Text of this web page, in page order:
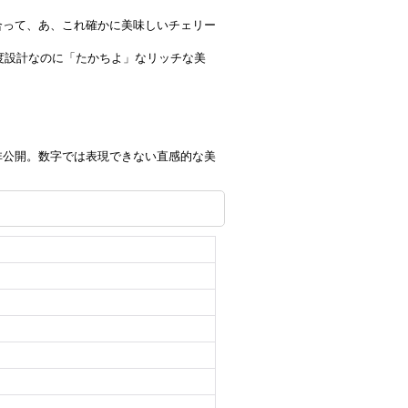
て、あ、これ確かに美味しいチェリー
計なのに「たかちよ」なリッチな美
開。数字では表現できない直感的な美